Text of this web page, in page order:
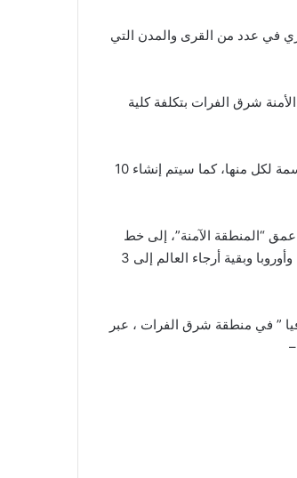
في عدد من القرى والمدن التي
الأمنة شرق الفرات بتكلفة كلية
لكل منها، كما سيتم إنشاء
عمق “المنطقة الآمنة”، إلى خط
وأوروبا وبقية أرجاء العالم إلى
” في منطقة شرق الفرات ، عبر
–